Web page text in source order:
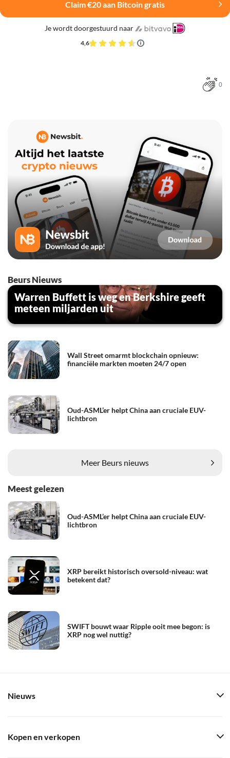
Claim €20 aan Bitcoin gratis
Je wordt doorgestuurd naar
4,6
0
Beurs Nieuws
Warren Buffett is weg en Berkshire geeft
meteen miljarden uit
Wall Street omarmt blockchain opnieuw:
financiële markten moeten 24/7 open
Oud-ASML’er helpt China aan cruciale EUV-
lichtbron
Meer Beurs nieuws
Meest gelezen
Oud-ASML’er helpt China aan cruciale EUV-
lichtbron
XRP bereikt historisch oversold-niveau: wat
betekent dat?
SWIFT bouwt waar Ripple ooit mee begon: is
XRP nog wel nuttig?
Nieuws
Kopen en verkopen